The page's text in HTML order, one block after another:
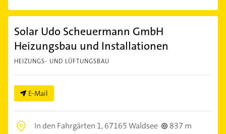
Solar Udo Scheuermann GmbH
Heizungsbau und Installationen
HEIZUNGS- UND LÜFTUNGSBAU
E-Mail
In den Fahrgärten 1,67165 Waldsee
837 m